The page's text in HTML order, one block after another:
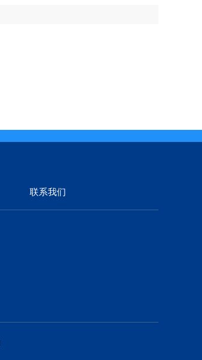
联系我们